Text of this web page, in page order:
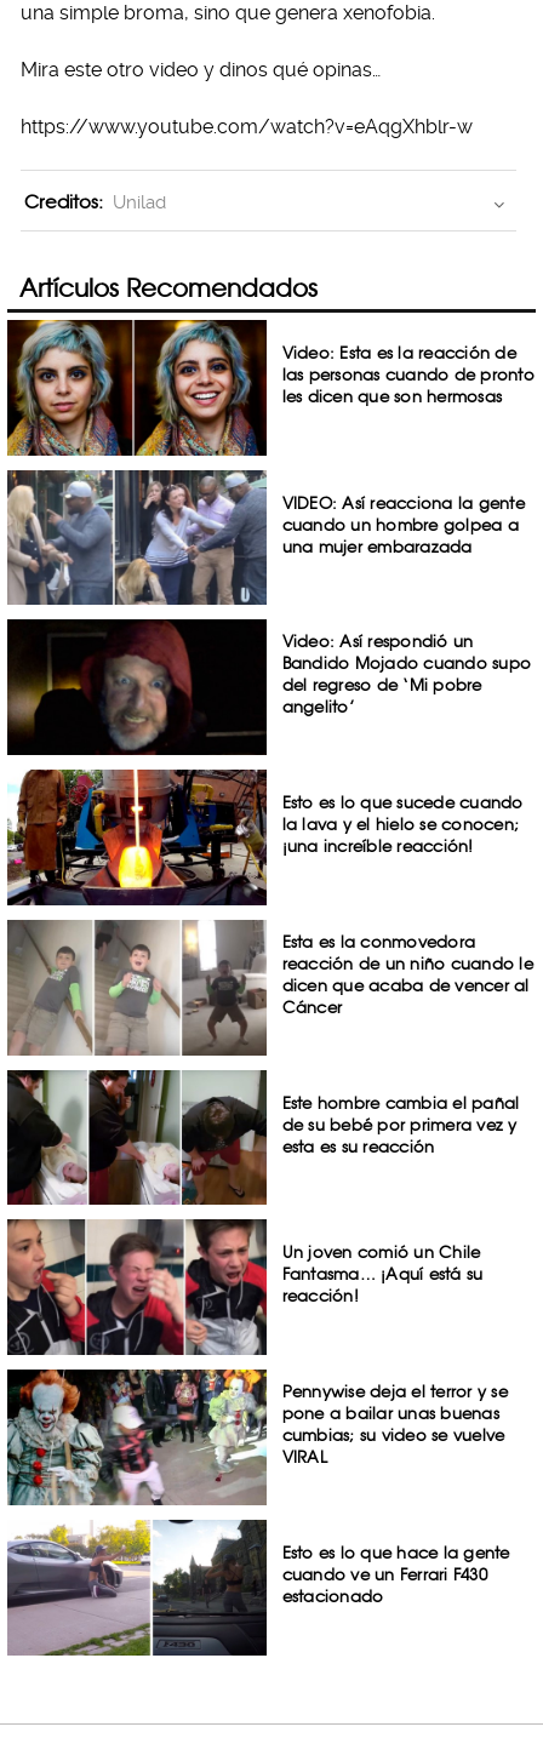
una simple broma, sino que genera xenofobia.
Mira este otro video y dinos qué opinas…
https://www.youtube.com/watch?v=eAqgXhblr-w
Creditos: Unilad
Artículos Recomendados
Video: Esta es la reacción de
las personas cuando de pronto
les dicen que son hermosas
VIDEO: Así reacciona la gente
cuando un hombre golpea a
una mujer embarazada
Video: Así respondió un
Bandido Mojado cuando supo
del regreso de ‘Mi pobre
angelito’
Esto es lo que sucede cuando
la lava y el hielo se conocen;
¡una increíble reacción!
Esta es la conmovedora
reacción de un niño cuando le
dicen que acaba de vencer al
Cáncer
Este hombre cambia el pañal
de su bebé por primera vez y
esta es su reacción
Un joven comió un Chile
Fantasma… ¡Aquí está su
reacción!
Pennywise deja el terror y se
pone a bailar unas buenas
cumbias; su video se vuelve
VIRAL
Esto es lo que hace la gente
cuando ve un Ferrari F430
estacionado